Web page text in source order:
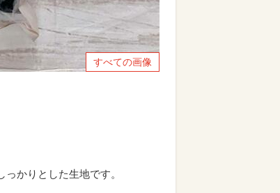
すべての画像
かりとした生地です。